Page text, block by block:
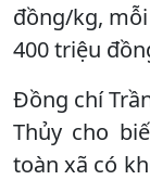
đồng/kg,
400 triệu
Đồng chí
Thủy cho
toàn xã có